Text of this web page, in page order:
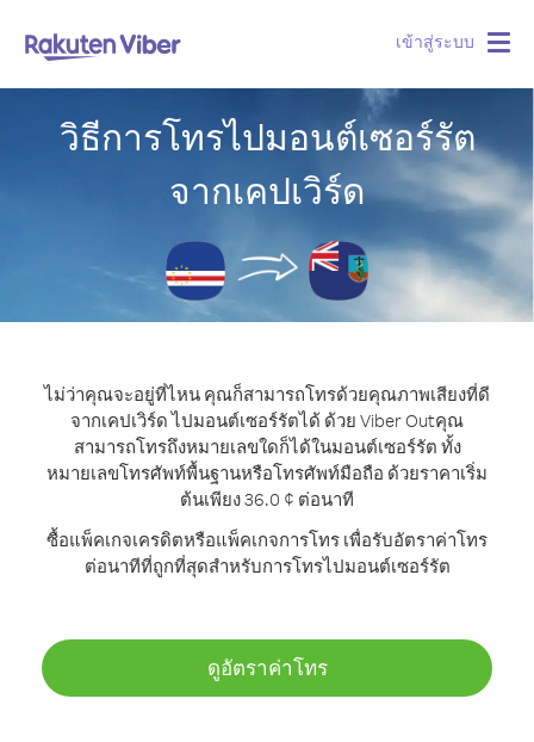
เข้าสู่ระบบ
วิธีการโทรไปมอนต์เซอร์รัต
จากเคปเวิร์ด
ไม่ว่าคุณจะอยู่ที่ไหน คุณก็สามารถโทรด้วยคุณภาพเสียงที่ดี
จากเคปเวิร์ด ไปมอนต์เซอร์รัตได้ ด้วย Viber Outคุณ
สามารถโทรถึงหมายเลขใดก็ได้ในมอนต์เซอร์รัต ทั้ง
หมายเลขโทรศัพท์พื้นฐานหรือโทรศัพท์มือถือ ด้วยราคาเริ่ม
ต้นเพียง 36.0 ¢ ต่อนาที
ซื้อแพ็คเกจเครดิตหรือแพ็คเกจการโทร เพื่อรับอัตราค่าโทร
ต่อนาทีที่ถูกที่สุดสำหรับการโทรไปมอนต์เซอร์รัต
ดูอัตราค่าโทร